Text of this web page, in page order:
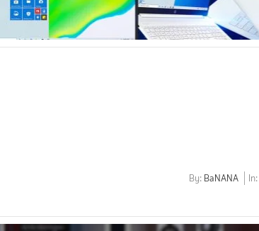
By: BaNANA In: